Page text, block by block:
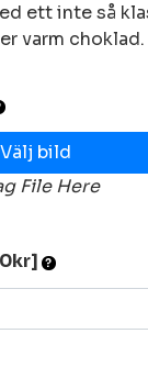
ett inte så
varm
Välj bild
File Here